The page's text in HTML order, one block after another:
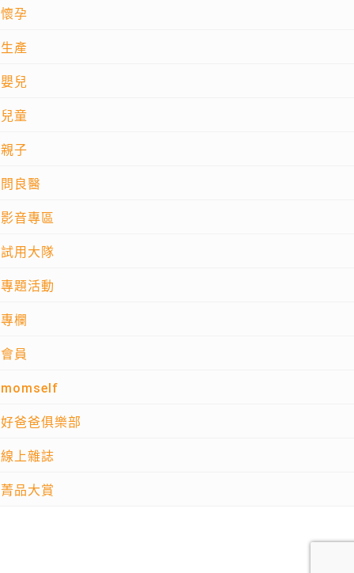
懷孕
生產
嬰兒
兒童
親子
問良醫
影音專區
試用大隊
專題活動
專欄
會員
momself
好爸爸俱樂部
線上雜誌
菁品大賞